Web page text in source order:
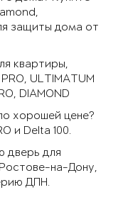
защиты дома от
квартиры,
ULTIMATUM
DIAMOND
хорошей цене?
и Delta 100.
дверь для
на-Дону,
ДПН.